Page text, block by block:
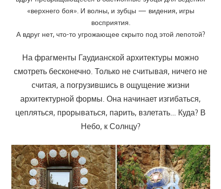
«верхнего боя». И волны, и зубцы — видения, игры
восприятия.
А вдруг нет, что-то угрожающее скрыто под этой лепотой?
На фрагменты Гаудианской архитектуры можно
смотреть бесконечно. Только не считывая, ничего не
считая, а погрузившись в ощущение жизни
архитектурной формы. Она начинает изгибаться,
цепляться, прорываться, парить, взлетать… Куда? В
Небо, к Солнцу?